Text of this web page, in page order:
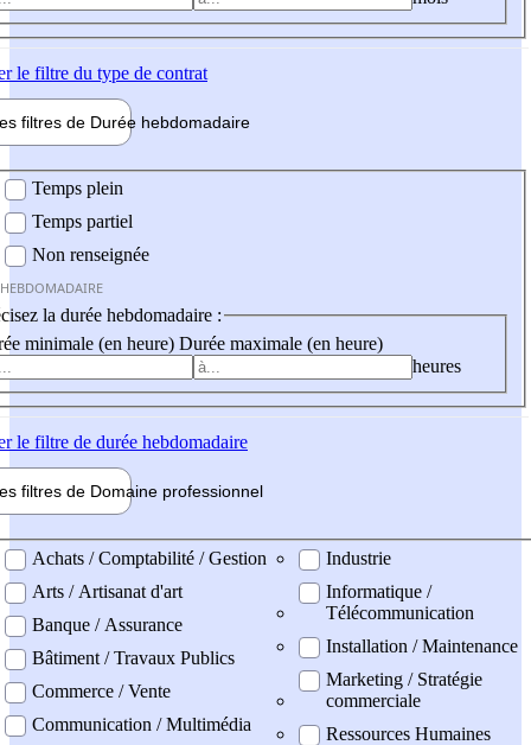
le filtre du type de contrat
filtres de Durée hebdomadaire
Temps plein
Temps partiel
Non renseignée
la durée hebdomadaire :
minimale (en heure) Durée maximale (en heure)
heures
le filtre de durée hebdomadaire
filtres de Domaine professionnel
professionel
Achats / Comptabilité / Gestion
Arts / Artisanat d'art
Banque / Assurance
Bâtiment / Travaux Publics
Commerce / Vente
Communication / Multimédia
Industrie
Informatique /
Télécommunication
Installation / Maintenance
Marketing / Stratégie
commerciale
Ressources Humaines